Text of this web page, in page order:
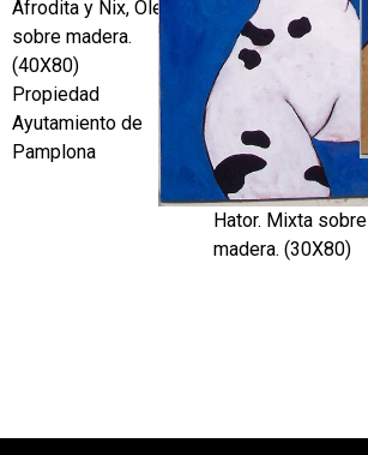
Afrodita y Nix, Óleo
sobre madera.
(40X80)
Propiedad
Ayutamiento de
Pamplona
Hator. Mixta sobre
madera. (30X80)